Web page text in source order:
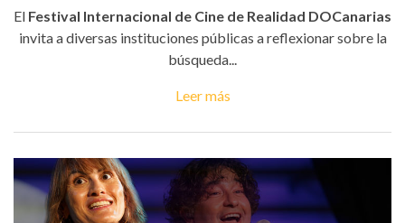
El Festival Internacional de Cine de Realidad DOCanarias
invita a diversas instituciones públicas a reflexionar sobre la
búsqueda...
Leer más